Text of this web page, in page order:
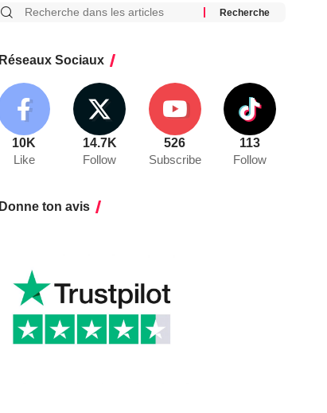
Réseaux Sociaux
10K
Like
14.7K
Follow
526
Subscribe
113
Follow
Donne ton avis